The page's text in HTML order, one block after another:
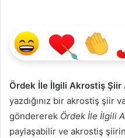
Ördek İle İlgili Akrostiş Şiir
yazdığınız bir akrostiş şiir
göndererek Ördek İle İlgili
paylaşabilir ve akrostiş